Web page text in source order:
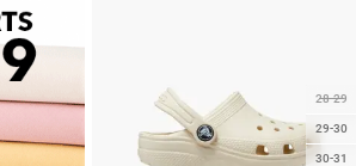
28-29
29-30
30-31